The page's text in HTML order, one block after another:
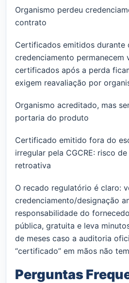
Organismo perdeu
contrato
Certificados emitidos durante
credenciamento permanecem
certificados após a perda
exigem reavaliação por
Organismo acreditado, mas
portaria do produto
Certificado emitido fora do
irregular pela CGCRE: risco
retroativa
O recado regulatório é claro:
credenciamento/designação
responsabilidade do
pública, gratuita e leva
de meses caso a auditoria
“certificado” em mãos não
Perguntas